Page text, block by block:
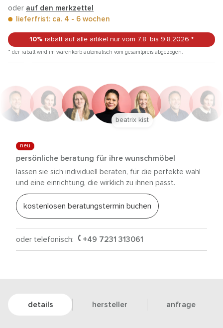
oder auf den merkzettel
lieferfrist: ca. 4 - 6 wochen
10% rabatt auf alle artikel nur vom 7.8. bis 9.8.2026 *
* der rabatt wird im warenkorb automatisch vom gesamtpreis abgezogen.
neu
persönliche beratung für ihre wunschmöbel
lassen sie sich individuell beraten, für die perfekte wahl
und eine einrichtung, die wirklich zu ihnen passt.
kostenlosen beratungstermin buchen
oder telefonisch: +49 7231 313061
beatrix kist
details hersteller anfrage